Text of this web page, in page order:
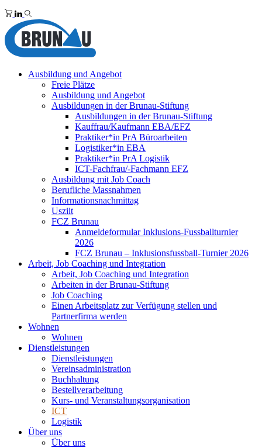
Ausbildung und Angebot
Freie Plätze
Ausbildung und Angebot
Ausbildungen in der Brunau-Stiftung
Ausbildungen in der Brunau-Stiftung
Kauffrau/Kaufmann EBA/EFZ
Praktiker*in PrA Büroarbeiten
Logistiker*in EBA
Praktiker*in PrA Logistik
ICT-Fachfrau/-Fachmann EFZ
Ausbildung mit Job Coach
Berufliche Massnahmen
Informationsnachmittag
Usziit
FCZ Brunau
Anmeldeformular Inklusions-Fussballturnier
2026
FCZ Brunau – Inklusionsfussball-Turnier 2026
Arbeit, Job Coaching und Integration
Arbeit, Job Coaching und Integration
Arbeiten in der Brunau-Stiftung
Job Coaching
Einen Arbeitsplatz zur Verfügung stellen und
Partnerfirma werden
Wohnen
Wohnen
Dienstleistungen
Dienstleistungen
Vereinsadministration
Buchhaltung
Bestellverarbeitung
Kurs- und Veranstaltungsorganisation
ICT
Logistik
Über uns
Über uns